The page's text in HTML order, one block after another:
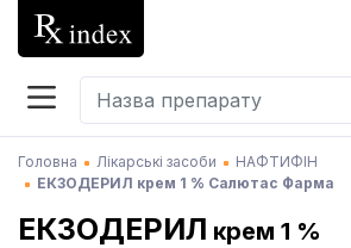
Головна Лікарські засоби
НАФТИФІН
ЕКЗОДЕРИЛ крем 1 % Салютас Фарма
ЕКЗОДЕРИЛ крем 1 %